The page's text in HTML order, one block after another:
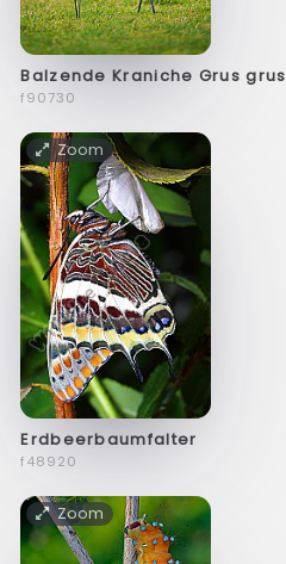
Balzende Kraniche Grus grus
f90730
Zoom
Erdbeerbaumfalter
f48920
Zoom